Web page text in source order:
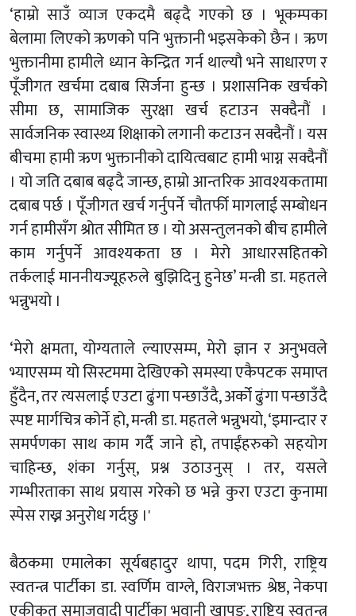
‘हाम्रो साउँ व्याज एकदमै बढ्दै गएको छ । भूकम्पका
बेलामा लिएको ऋणको पनि भुक्तानी भइसकेको छैन । ऋण
भुक्तानीमा हामीले ध्यान केन्द्रित गर्न थाल्यौ भने साधारण र
पूँजीगत खर्चमा दबाब सिर्जना हुन्छ । प्रशासनिक खर्चको
सीमा छ, सामाजिक सुरक्षा खर्च हटाउन सक्दैनौं ।
सार्वजनिक स्वास्थ्य शिक्षाको लगानी कटाउन सक्दैनौं । यस
बीचमा हामी ऋण भुक्तानीको दायित्वबाट हामी भाग्न सक्दैनौं
। यो जति दबाब बढ्दै जान्छ, हाम्रो आन्तरिक आवश्यकतामा
दबाब पर्छ । पूँजीगत खर्च गर्नुपर्ने चौतर्फी मागलाई सम्बोधन
गर्न हामीसँग श्रोत सीमित छ । यो असन्तुलनको बीच हामीले
काम गर्नुपर्ने आवश्यकता छ । मेरो आधारसहितको
तर्कलाई माननीयज्यूहरुले बुझिदिनु हुनेछ’ मन्त्री डा. महतले
भन्नुभयाे ।
‘मेरो क्षमता, योग्यताले ल्याएसम्म, मेरो ज्ञान र अनुभवले
भ्याएसम्म यो सिस्टममा देखिएको समस्या एकैपटक समाप्त
हुँदैन, तर त्यसलाई एउटा ढुंगा पन्छाउँदै, अर्को ढुंगा पन्छाउँदै
स्पष्ट मार्गचित्र कोर्ने हो, मन्त्री डा. महतले भन्नुभयाे, ‘इमान्दार र
समर्पणका साथ काम गर्दै जाने हो, तपाईंहरुको सहयोग
चाहिन्छ, शंका गर्नुस्, प्रश्न उठाउनुस् । तर, यसले
गम्भीरताका साथ प्रयास गरेको छ भन्ने कुरा एउटा कुनामा
स्पेस राख्न अनुरोध गर्दछु ।'
बैठकमा एमालेका सूर्यबहादुर थापा, पदम गिरी, राष्ट्रिय
स्वतन्त्र पार्टीका डा. स्वर्णिम वाग्ले, विराजभक्त श्रेष्ठ, नेकपा